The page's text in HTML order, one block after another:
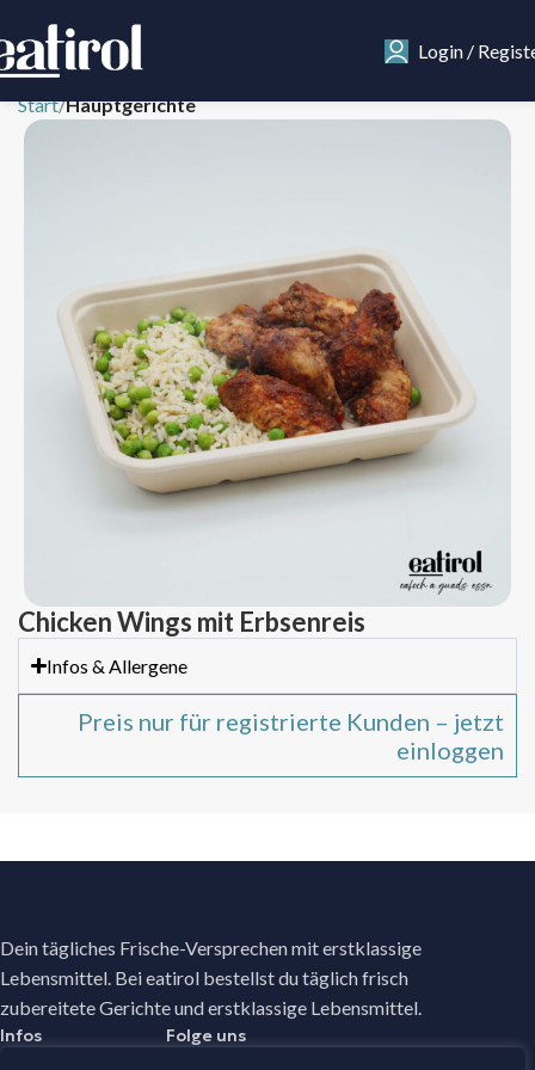
Login /
Start Hauptgerichte
Chicken Wings mit Erbsenreis
Infos & Allergene
Preis nur für registrierte Kunden – jetzt
einloggen
Dein tägliches Frische-Versprechen mit erstklassige
Lebensmittel. Bei eatirol bestellst du täglich frisch
zubereitete Gerichte und erstklassige Lebensmittel.
Infos Folge uns